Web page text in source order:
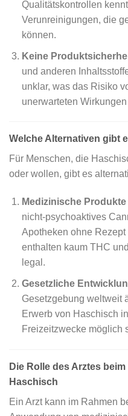
Qualitätskontrollen
Verunreinigungen, die
können.
Keine
und anderen
unklar, was das Risiko
unerwarteten
Welche Alternativen gibt
Für Menschen, die
oder wollen, gibt es
Medizinische
nicht-psychoaktives
Apotheken ohne
enthalten kaum THC
legal.
Gesetzliche
Gesetzgebung weltweit
Erwerb von Haschisch
Freizeitzwecke möglich
Die Rolle des Arztes
Haschisch
Ein Arzt kann im Rahmen